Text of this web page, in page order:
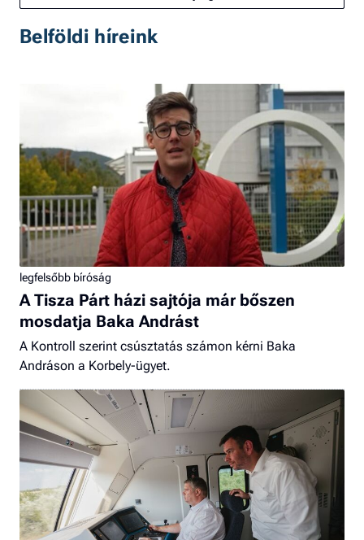
Belföldi híreink
legfelsőbb bíróság
A Tisza Párt házi sajtója már bőszen
mosdatja Baka Andrást
A Kontroll szerint csúsztatás számon kérni Baka
Andráson a Korbely-ügyet.